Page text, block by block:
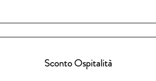
Sconto Ospitalità